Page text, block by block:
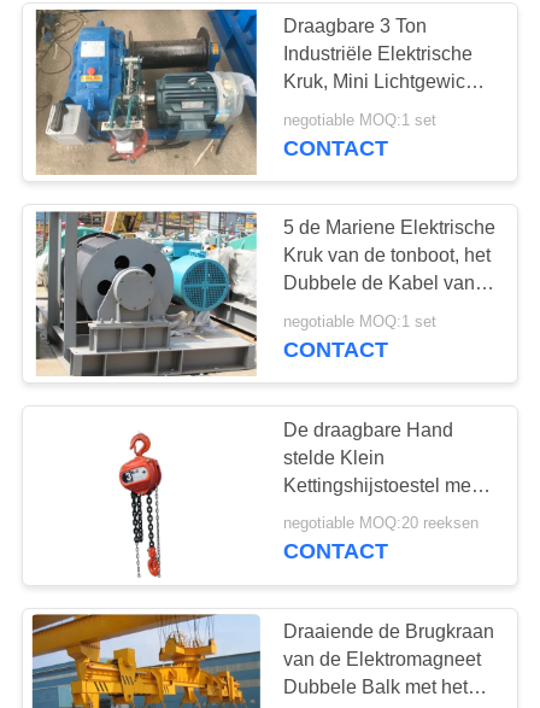
SITEMAP
PRIVACY
POLICYdraagbare
brugkraan
64
Elektrische takel
elektrische keten
20
Draagbare 3 Ton
Industriële Elektrische
Kruk, Mini Lichtgewicht
Elektrische Kruk
negotiable MOQ:1 set
CONTACT
5 de Mariene Elektrische
Kruk van de tonboot, het
Dubbele de Kabel van
de de Lijnsnelheid van
de Trommel Elektrische
negotiable MOQ:1 set
CONTACT
De draagbare Hand
stelde Klein
Kettingshijstoestel met
Gestampte Haken voor
Fabriek in werking
negotiable MOQ:20 reeksen
CONTACT
Draaiende de Brugkraan
van de Elektromagneet
Dubbele Balk met het